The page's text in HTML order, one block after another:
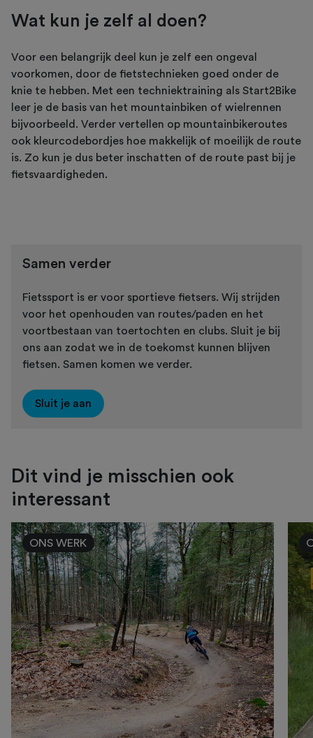
Wat kun je zelf al doen?
Voor een belangrijk deel kun je zelf een ongeval
voorkomen, door de fietstechnieken goed onder de
knie te hebben. Met een techniektraining als Start2Bike
leer je de basis van het mountainbiken of wielrennen
bijvoorbeeld. Verder vertellen op mountainbikeroutes
ook kleurcodebordjes hoe makkelijk of moeilijk de route
is. Zo kun je dus beter inschatten of de route past bij je
fietsvaardigheden.
Samen verder
Fietssport is er voor sportieve fietsers. Wij strijden
voor het openhouden van routes/paden en het
voortbestaan van toertochten en clubs. Sluit je bij
ons aan zodat we in de toekomst kunnen blijven
fietsen. Samen komen we verder.
Sluit je aan
Dit vind je misschien ook
interessant
ONS WERK